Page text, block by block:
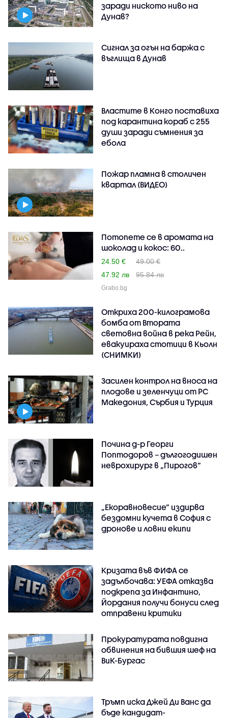
заради ниското ниво на
Дунав?
Сигнал за огън на баржа с
въглища в Дунав
Властите в Конго поставиха
под карантина кораб с 255
души заради съмнения за
ебола
Пожар пламна в столичен
квартал (ВИДЕО)
Потопете се в аромата на
шоколад и кокос: 60..
24.50 €
49.00 €
47.92 лв
95.84 лв
Grabo.bg
Откриха 200-килограмова
бомба от Втората
световна война в река Рейн,
евакуираха стотици в Кьолн
(СНИМКИ)
Засилен контрол на вноса на
плодове и зеленчуци от РС
Македония, Сърбия и Турция
Почина д-р Георги
Поптодоров – дългогодишен
неврохирург в „Пирогов“
„Екоравновесие“ издирва
бездомни кучета в София с
дронове и ловни екипи
Кризата във ФИФА се
задълбочава: УЕФА отказва
подкрепа за Инфантино,
Йордания получи бонуси след
отправени критики
Прокуратурата повдигна
обвинения на бившия шеф на
ВиК-Бургас
Тръмп иска Джей Ди Ванс да
бъде кандидат-